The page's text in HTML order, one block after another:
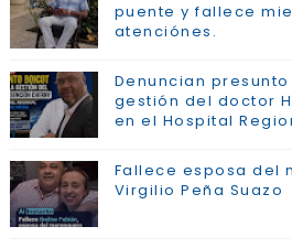
puente y fallece
atenciónes.
Denuncian
gestión del doctor
en el Hospital
Fallece esposa del
Virgilio Peña Suazo